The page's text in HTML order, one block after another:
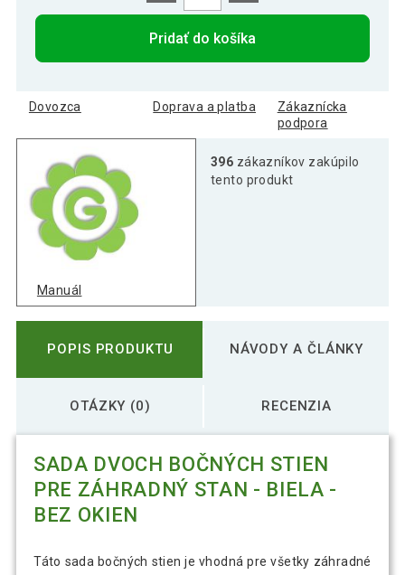
Pridať do košíka
Dovozca Doprava a platba
Zákaznícka
podpora
Manuál
396 zákazníkov zakúpilo
tento produkt
POPIS PRODUKTU NÁVODY A ČLÁNKY
OTÁZKY (0) RECENZIA
SADA DVOCH BOČNÝCH STIEN
PRE ZÁHRADNÝ STAN - BIELA -
BEZ OKIEN
Táto sada bočných stien je vhodná pre všetky záhradné